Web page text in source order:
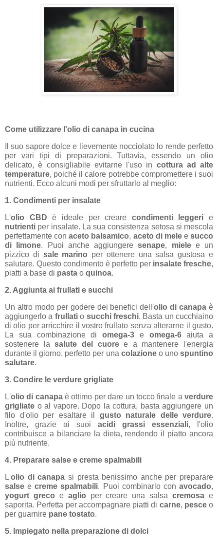
Come utilizzare l'olio di canapa in cucina
Il suo sapore dolce e lievemente nocciolato lo rende perfetto
per vari tipi di preparazioni. Tuttavia, essendo un olio
delicato, è consigliabile evitarne l'uso in cottura ad alte
temperature, poiché il calore potrebbe compromettere i suoi
nutrienti. Ecco alcuni modi per sfruttarlo al meglio:
1. Condimenti per insalate
L'olio CBD è ideale per creare condimenti leggeri e
nutrienti per insalate. La sua consistenza setosa si mescola
perfettamente conaceto balsamico, aceto di melee succo
di limone. Puoi anche aggiungeresenape, mielee un
pizzico di sale marino per ottenere una salsa gustosa e
salutare. Questo condimento è perfetto per insalate fresche,
piatti a base di pasta o quinoa.
2. Aggiunta ai frullati e succhi
Un altro modo per godere dei benefici dell'olio di canapa è
aggiungerlo a frullatio succhi freschi. Basta un cucchiaino
di olio per arricchire il vostro frullato senza alterarne il gusto.
La sua combinazione di omega-3 e omega-6aiuta a
sostenere lasalute del cuoree a mantenere l'energia
durante il giorno, perfetto per una colazioneo unospuntino
salutare.
3. Condire le verdure grigliate
L'olio di canapaè ottimo per dare un tocco finale averdure
grigliate o al vapore. Dopo la cottura, basta aggiungere un
filo d'olio per esaltare il gusto naturale delle verdure.
Inoltre, grazie ai suoi acidi grassi essenziali, l'olio
contribuisce a bilanciare la dieta, rendendo il piatto ancora
più nutriente.
4. Preparare salse e creme spalmabili
L'olio di canapa si presta benissimo anche per preparare
salse ecreme spalmabili. Puoi combinarlo conavocado,
yogurt greco e aglio per creare una salsacremosa e
saporita. Perfetta per accompagnare piatti di carne, pesceo
per guarnire pane tostato.
5. Impiegato nella preparazione di dolci